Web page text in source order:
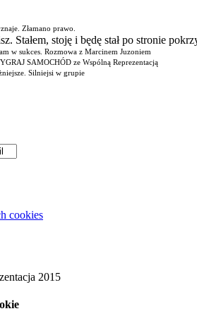
Złamano prawo.
Stałem, stoję i będę stał po stronie
w sukces. Rozmowa z Marcinem Juzoniem
SAMOCHÓD ze Wspólną Reprezentacją
Silniejsi w grupie
cookies
2015